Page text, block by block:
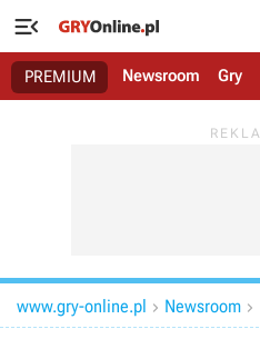

PREMIUM Newsroom Gry
www.gry-online.pl  Newsroom 